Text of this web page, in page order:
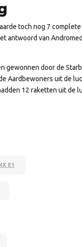
toch nog 7
antwoord van
gewonnen door de
Aardbewoners uit de
12 raketten uit de
E1